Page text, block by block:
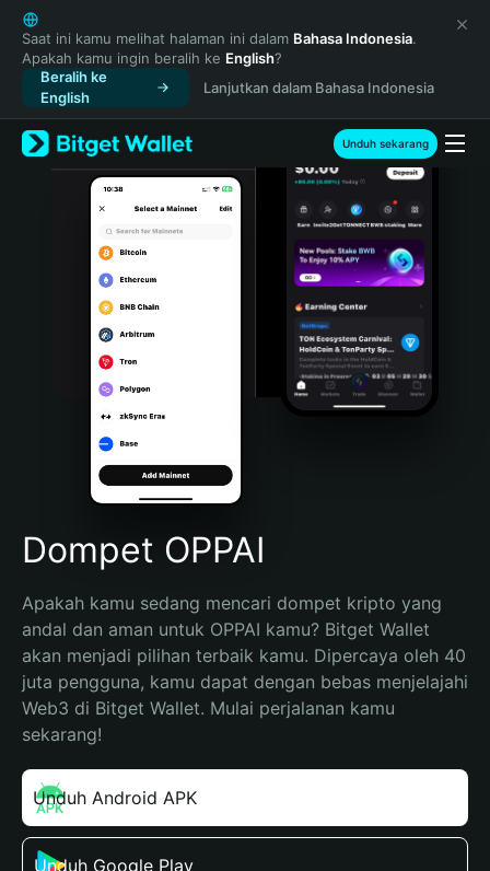
English
日本語
Tiếng Việt
Русский
Español (Latinoamérica)
Türkçe
Italiano
Português (Portugal)
Bahasa Indonesia
Português (Brasil)
Español (Argentina)
Saat ini kamu melihat halaman ini dalam Bahasa Indonesia.
Apakah kamu ingin beralih ke English?
Beralih ke
English
Lanjutkan dalam Bahasa Indonesia
Unduh sekarang
Dompet OPPAI
Apakah kamu sedang mencari dompet kripto yang
andal dan aman untuk OPPAI kamu? Bitget Wallet
akan menjadi pilihan terbaik kamu. Dipercaya oleh 40
juta pengguna, kamu dapat dengan bebas menjelajahi
Web3 di Bitget Wallet. Mulai perjalanan kamu
sekarang!
Unduh Android APK
Unduh Google Play